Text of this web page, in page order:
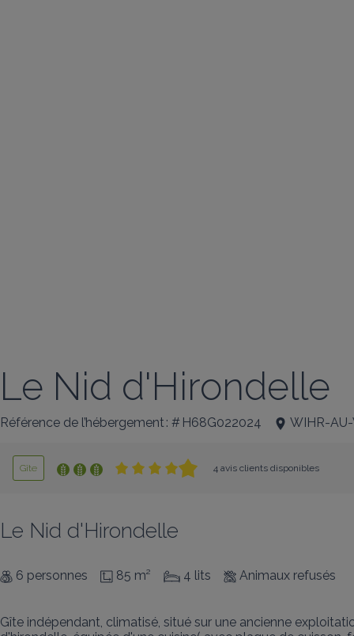
Le Nid d'Hirondelle
Référence de l’hébergement : # H68G022024 WIHR-
Gîte 4 avis clients disponibles
Le Nid d'Hirondelle
6 personnes 85 m² 4 lits Animaux refusés
Gîte indépendant, climatisé, situé sur une ancienne